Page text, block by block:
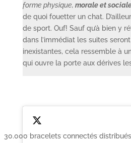
forme physique, morale et
de quoi fouetter un chat.
de sport. Ouf! Sauf qu’à bien y
dans l’immédiat les suites
inexistantes, cela ressemble à
qui ouvre la porte aux dérives
30.000 bracelets connectés